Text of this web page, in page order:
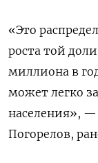
«Это
роста той
миллиона в
может легко
населения», —
Погорелов,